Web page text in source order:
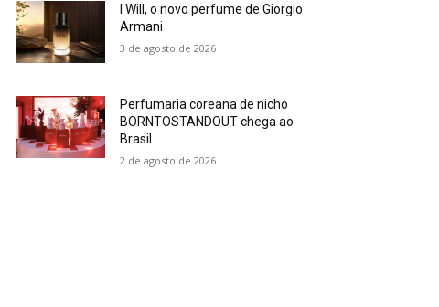
I Will, o novo perfume de Giorgio
Armani
3 de agosto de 2026
Perfumaria coreana de nicho
BORNTOSTANDOUT chega ao
Brasil
2 de agosto de 2026